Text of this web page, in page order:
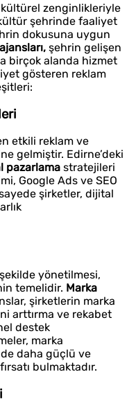
kültürel zenginlikleriyle
şehrinde faaliyet
dokusuna uygun
şehrin gelişen
birçok alanda hizmet
gösteren reklam
etkili reklam ve
gelmiştir. Edirne’deki
pazarlama stratejileri
Google Ads ve SEO
şirketler, dijital
yönetilmesi,
temelidir. Marka
şirketlerin marka
arttırma ve rekabet
destek
marka
daha güçlü ve
bulmaktadır.